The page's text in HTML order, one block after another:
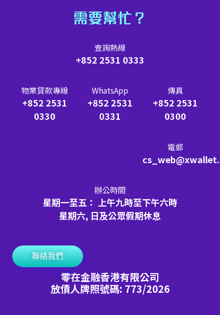
需要幫忙？
查詢熱線
+852 2531 0333
物業貸款專線
+852 2531
0330
WhatsApp
+852 2531
0331
傳真
+852 2531
0300
電郵
辦公時間
星期一至五： 上午九時至下午六時
星期六, 日及公眾假期休息
聯絡我們
零在金融香港有限公司
放債人牌照號碼: 773/2026